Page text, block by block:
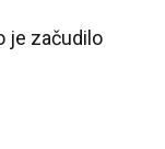
je začudilo